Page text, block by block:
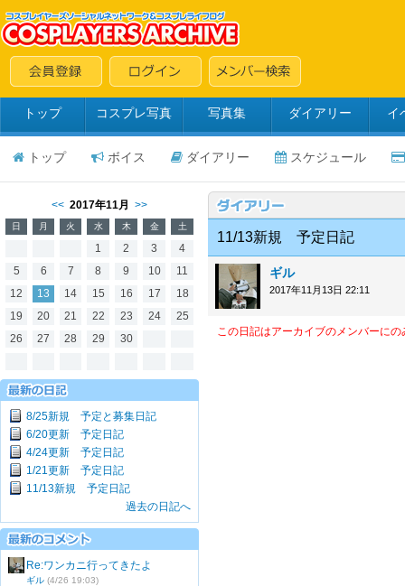
トップ コスプレ写真 写真集 ダイアリー イ
トップ ボイス ダイアリー スケジュール
<< 2017年11月 >>
日 月 火 水 木 金 土
1 2 3
4
5
6 7 8 9 10
11
12
13 14 15 16 17
18
19
20 21 22 23 24
25
26
27 28 29 30
8/25新規 予定と募集日記
6/20更新 予定日記
4/24更新 予定日記
1/21更新 予定日記
11/13新規 予定日記
過去の日記へ
Re:ワンカニ行ってきたよ
ギル (4/26 19:03)
11/13新規 予定日記
ギル
2017年11月13日 22:11
この日記はアーカイブのメンバーに